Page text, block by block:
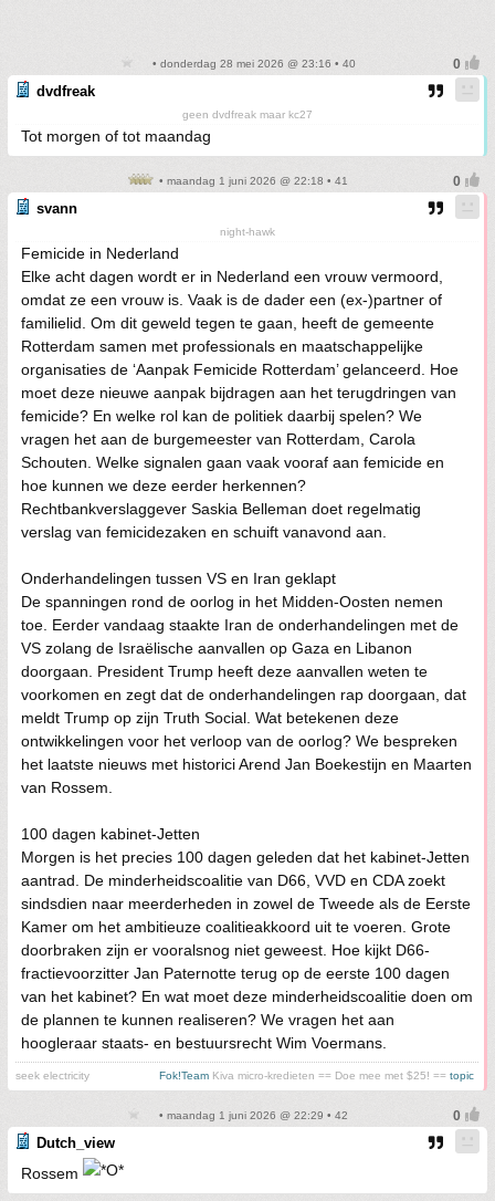
• donderdag 28 mei 2026 @ 23:16 • 40
dvdfreak
geen dvdfreak maar kc27
Tot morgen of tot maandag
• maandag 1 juni 2026 @ 22:18 • 41
svann
night-hawk
Femicide in Nederland
Elke acht dagen wordt er in Nederland een vrouw vermoord,
omdat ze een vrouw is. Vaak is de dader een (ex-)partner of
familielid. Om dit geweld tegen te gaan, heeft de gemeente
Rotterdam samen met professionals en maatschappelijke
organisaties de ‘Aanpak Femicide Rotterdam’ gelanceerd. Hoe
moet deze nieuwe aanpak bijdragen aan het terugdringen van
femicide? En welke rol kan de politiek daarbij spelen? We
vragen het aan de burgemeester van Rotterdam, Carola
Schouten. Welke signalen gaan vaak vooraf aan femicide en
hoe kunnen we deze eerder herkennen?
Rechtbankverslaggever Saskia Belleman doet regelmatig
verslag van femicidezaken en schuift vanavond aan.
Onderhandelingen tussen VS en Iran geklapt
De spanningen rond de oorlog in het Midden-Oosten nemen
toe. Eerder vandaag staakte Iran de onderhandelingen met de
VS zolang de Israëlische aanvallen op Gaza en Libanon
doorgaan. President Trump heeft deze aanvallen weten te
voorkomen en zegt dat de onderhandelingen rap doorgaan, dat
meldt Trump op zijn Truth Social. Wat betekenen deze
ontwikkelingen voor het verloop van de oorlog? We bespreken
het laatste nieuws met historici Arend Jan Boekestijn en Maarten
van Rossem.
100 dagen kabinet-Jetten
Morgen is het precies 100 dagen geleden dat het kabinet-Jetten
aantrad. De minderheidscoalitie van D66, VVD en CDA zoekt
sindsdien naar meerderheden in zowel de Tweede als de Eerste
Kamer om het ambitieuze coalitieakkoord uit te voeren. Grote
doorbraken zijn er vooralsnog niet geweest. Hoe kijkt D66-
fractievoorzitter Jan Paternotte terug op de eerste 100 dagen
van het kabinet? En wat moet deze minderheidscoalitie doen om
de plannen te kunnen realiseren? We vragen het aan
hoogleraar staats- en bestuursrecht Wim Voermans.
seek electricity Fok!Team Kiva micro-kredieten == Doe mee met $25! == topic
• maandag 1 juni 2026 @ 22:29 • 42
Dutch_view
Rossem